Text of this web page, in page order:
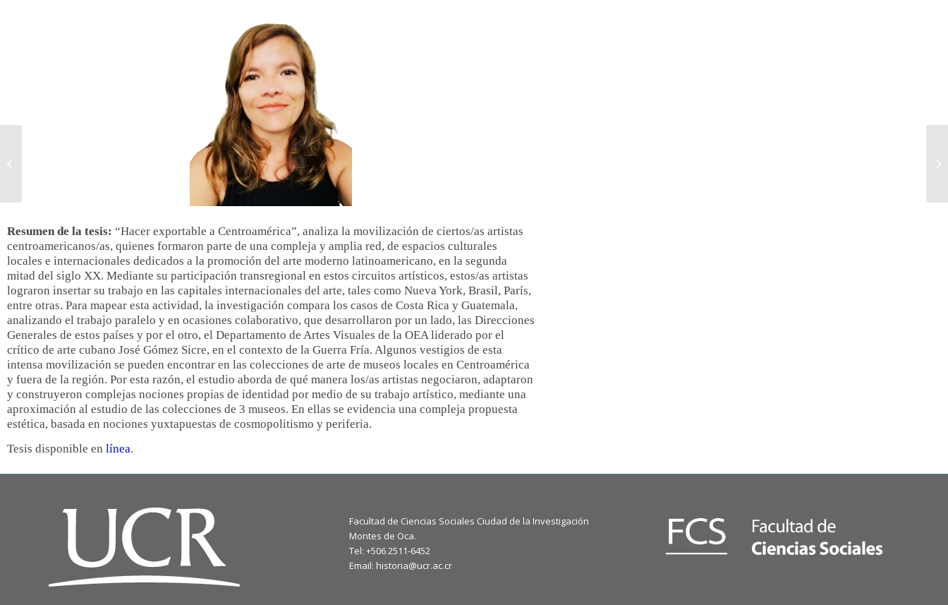
Resumen de la tesis: “Hacer exportable a Centroamérica”, analiza la movilización de ciertos/as artistas
centroamericanos/as, quienes formaron parte de una compleja y amplia red, de espacios culturales
locales e internacionales dedicados a la promoción del arte moderno latinoamericano, en la segunda
mitad del siglo XX. Mediante su participación transregional en estos circuitos artísticos, estos/as artistas
lograron insertar su trabajo en las capitales internacionales del arte, tales como Nueva York, Brasil, París,
entre otras. Para mapear esta actividad, la investigación compara los casos de Costa Rica y Guatemala,
analizando el trabajo paralelo y en ocasiones colaborativo, que desarrollaron por un lado, las Direcciones
Generales de estos países y por el otro, el Departamento de Artes Visuales de la OEA liderado por el
crítico de arte cubano José Gómez Sicre, en el contexto de la Guerra Fría. Algunos vestigios de esta
intensa movilización se pueden encontrar en las colecciones de arte de museos locales en Centroamérica
y fuera de la región. Por esta razón, el estudio aborda de qué manera los/as artistas negociaron, adaptaron
y construyeron complejas nociones propias de identidad por medio de su trabajo artístico, mediante una
aproximación al estudio de las colecciones de 3 museos. En ellas se evidencia una compleja propuesta
estética, basada en nociones yuxtapuestas de cosmopolitismo y periferia.
Tesis disponible en línea.
Facultad de Ciencias Sociales Ciudad de la Investigación
Montes de Oca.
Tel: +506 2511-6452
Email: historia@ucr.ac.cr